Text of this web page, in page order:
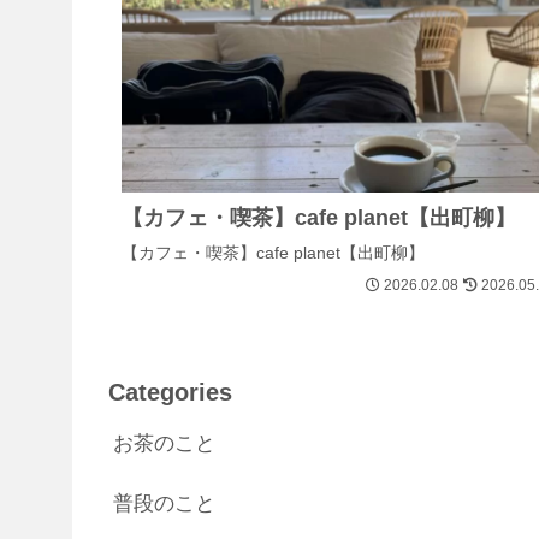
【カフェ・喫茶】cafe planet【出町柳】
【カフェ・喫茶】cafe planet【出町柳】
2026.02.08
Categories
お茶のこと
普段のこと